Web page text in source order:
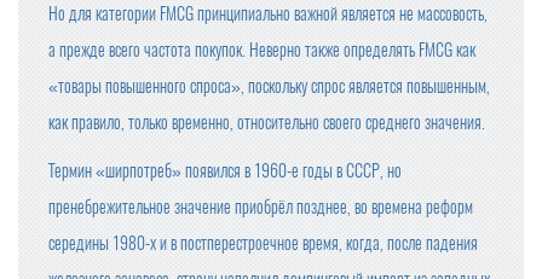
Но для категории FMCG принципиально важной является не массовость,
а прежде всего частота покупок. Неверно также определять FMCG как
«товары повышенного спроса», поскольку спрос является повышенным,
как правило, только временно, относительно своего среднего значения.
Термин «ширпотреб» появился в 1960-е годы в СССР, но
пренебрежительное значение приобрёл позднее, во времена реформ
середины 1980-х и в постперестроечное время, когда, после падения